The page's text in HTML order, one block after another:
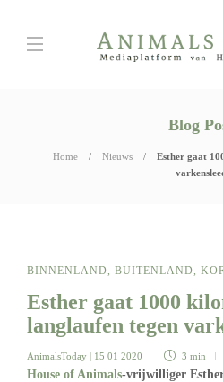
Blog
Home Nieuws
Esther gaat
BINNENLAND, BUITENLAND,
Esther gaat 1000
langlaufen tegen
AnimalsToday | 15 01 2020 3 min
House of Animals-vrijwilliger